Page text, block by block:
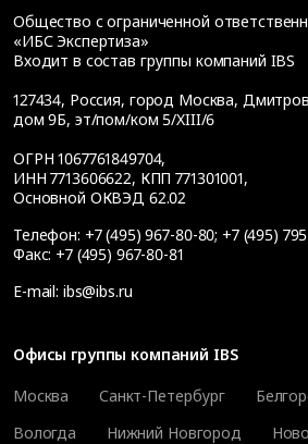
Общество с ограниченной
«ИБС Экспертиза»
Входит в состав группы компаний IBS
127434, Россия, город Москва,
дом 9Б, эт/пом/ком 5/XIII/6
ОГРН 1067761849704,
ИНН 7713606622, КПП 771301001,
Основной ОКВЭД 62.02
Телефон: +7 (495) 967-80-80; +7 (495)
Факс: +7 (495) 967-80-81
E-mail: ibs@ibs.ru
Офисы группы компаний IBS
Москва
Санкт-Петербург
Вологда
Нижний Новгород